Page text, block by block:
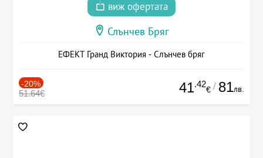
виж офертата
Слънчев Бряг
ЕФЕКТ Гранд Виктория - Слънчев бряг
-20%
51.64€ 41.42
€ / 81лв.